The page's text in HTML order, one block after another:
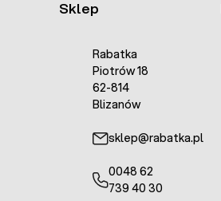
Sklep
Rabatka
Piotrów 18
62-814
Blizanów
sklep@rabatka.pl
0048 62
739 40 30